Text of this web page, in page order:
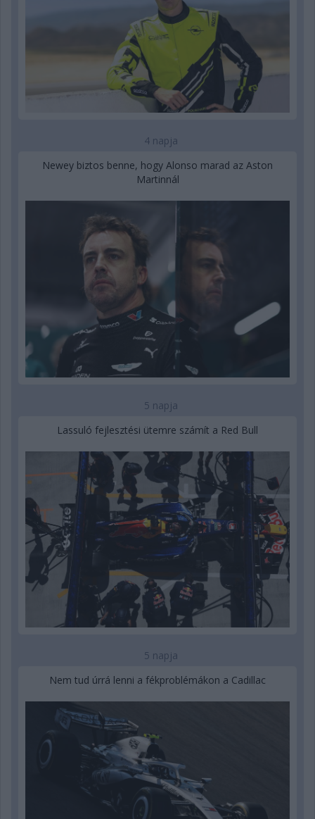
4 napja
Newey biztos benne, hogy Alonso marad az Aston
Martinnál
5 napja
Lassuló fejlesztési ütemre számít a Red Bull
5 napja
Nem tud úrrá lenni a fékproblémákon a Cadillac